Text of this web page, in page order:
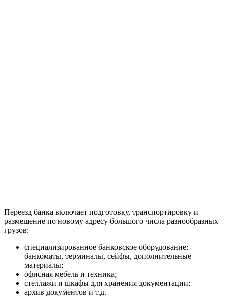
Переезд банка включает подготовку, транспортировку и
размещение по новому адресу большого числа разнообразных
грузов:
специализированное банковское оборудование:
банкоматы, терминалы, сейфы, дополнительные
материалы;
офисная мебель и техника;
стеллажи и шкафы для хранения документации;
архив документов и т.д.